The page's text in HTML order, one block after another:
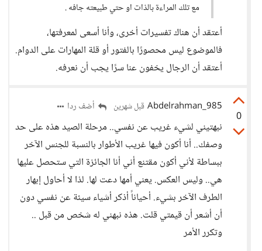
مع تلك المراءة بالذات او حتي طبيعته جافه .
أعتقد أن هناك تفسيرات أخرى، وأنا أسعى لمعرفتها،
فالموضوع ليس محصورًا بالفتور أو قلة المهارات على الدوام.
أعتقد أن الرجال يخفون عنا سرًا يجب أن نعرفه.
0
Abdelrahman_985 قبل شهرين أضف ردا
نبهتيني لشيء غريب عن نفسي.. مرحلة الصيد هذه على حد
وصفك.. أنا أكون فيها غريب الأطوار بالنسبة للجنس الآخر
ببساطة لأني أكون مقتنع أني أنا الجائزة التي ستحصل عليها
هي.. وليس العكس. يعني أمها دعت لها. لذا لا أحاول إبهار
الطرف الآخر بشيء. أحياناً أذكر أشياء سيئة عن نفسي دون
أن أشعر أن قيمتي قلت. هذه نبهني له شخص من قبل ..
وتكرر الأمر